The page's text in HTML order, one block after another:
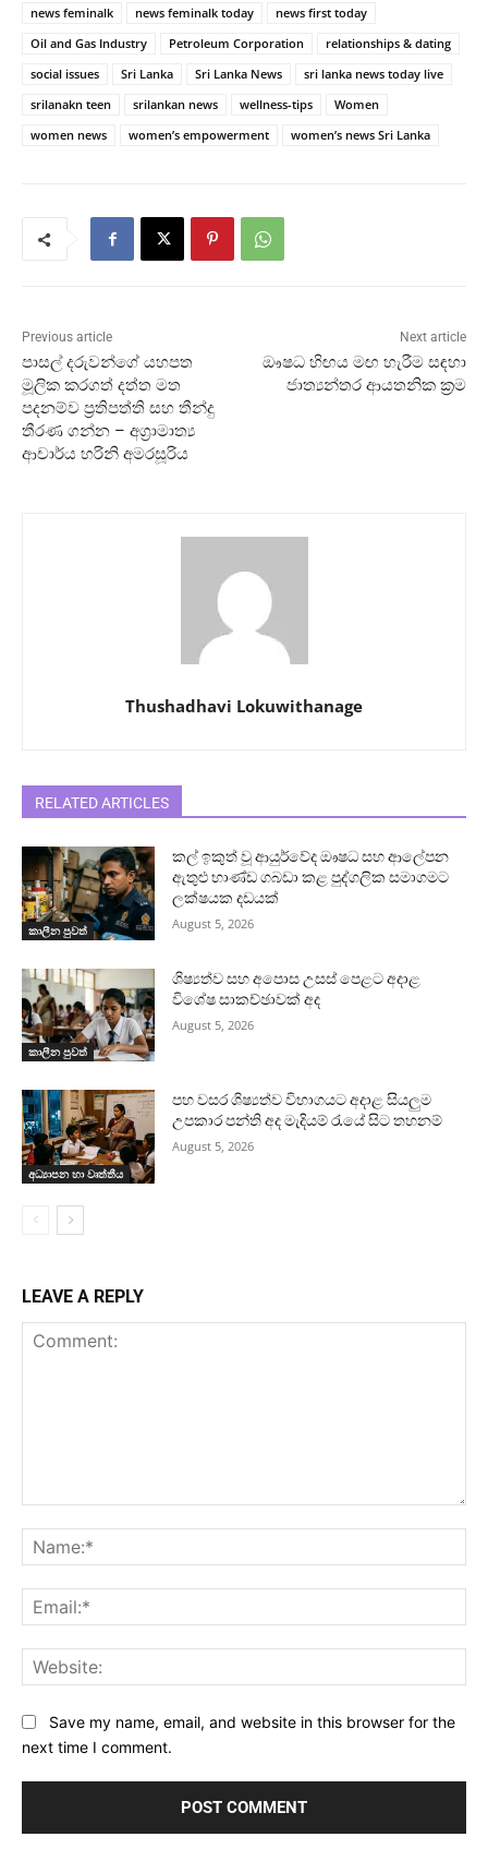
news feminalk
news feminalk today
news first today
Oil and Gas Industry
Petroleum Corporation
relationships & dating
social issues
Sri Lanka Sri Lanka News
sri lanka news today live
srilanakn teen
srilankan news wellness-tips
Women
women news
women’s empowerment women’s news Sri Lanka
Previous article
පාසල් දරුවන්ගේ යහපත
මූලික කරගත් දත්ත මත
පදනම්ව ප්‍රතිපත්ති සහ තීන්දු
තීරණ ගන්න – අග්‍රාමාත්‍ය
ආචාර්ය හරිනි අමරසූරිය
Next article
ඖෂධ හිඟය මඟ හැරීම සඳහා
ජාත්‍යන්තර ආයතනික ක්‍රම
Thushadhavi Lokuwithanage
RELATED ARTICLES
කාලීන පුවත්
කල් ඉකුත් වූ ආයුර්වේද ඖෂධ සහ ආලේපන
ඇතුළු භාණ්ඩ ගබඩා කළ පුද්ගලික සමාගමට
ලක්ෂයක දඩයක්
August 5, 2026
කාලීන පුවත්
ශිෂ්‍යත්ව සහ අපොස උසස් පෙළට අදාළ
විශේෂ සාකච්ඡාවක් අද
August 5, 2026
අධ්‍යාපන හා වෘත්තීය
පහ වසර ශිෂ්‍යත්ව විභාගයට අදාළ සියලුම
උපකාර පන්ති අද මැදියම් රැයේ සිට තහනම්
August 5, 2026
LEAVE A REPLY
Save my name, email, and website in this browser for the
next time I comment.